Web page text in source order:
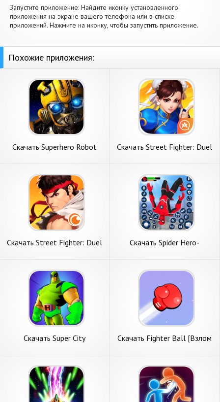
Запустите приложение: Найдите иконку установленного
приложения на экране вашего телефона или в списке
приложений. Нажмите на иконку, чтобы запустить приложение.
Похожие приложения:
Скачать Superhero Robot
Андроид
Скачать Street Fighter: Duel
Скачать Street Fighter: Duel
Скачать Spider Hero-
Андроид
Скачать Super City
Андроид
Скачать Fighter Ball [Взлом